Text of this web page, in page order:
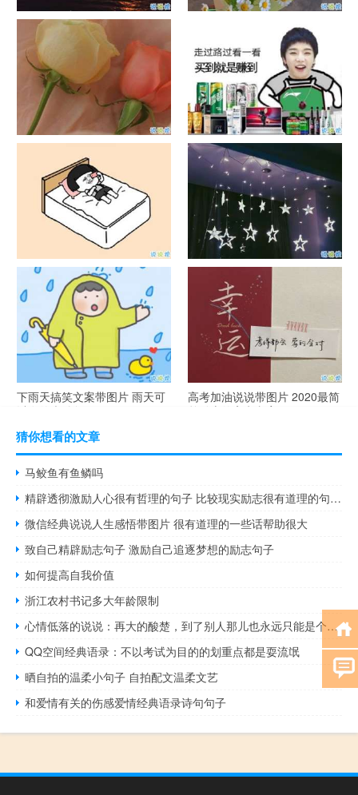
日出文案温柔句子 看日出的微
信说说配图
晒风景照的唯美说说配图 适合
发风景的朋友圈文案
官宣恋爱的说说配图 官宣句子
抖音摆地摊文案 摆地摊的搞笑
说说带图片
谐音梗土味情话大全带图片 油
腻搞笑的土味情话
很酷的霸气句子带图片 最新霸
气说说高冷范
下雨天搞笑文案带图片 雨天可
以发的幽默句子
高考加油说说带图片 2020最简
单励志的高考文案
猜你想看的文章
马鲛鱼有鱼鳞吗
精辟透彻激励人心很有哲理的句子 比较现实励志很有道理的句子大全
微信经典说说人生感悟带图片 很有道理的一些话帮助很大
致自己精辟励志句子 激励自己追逐梦想的励志句子
如何提高自我价值
浙江农村书记多大年龄限制
心情低落的说说：再大的酸楚，到了别人那儿也永远只能是个故事
QQ空间经典语录：不以考试为目的的划重点都是耍流氓
晒自拍的温柔小句子 自拍配文温柔文艺
和爱情有关的伤感爱情经典语录诗句句子